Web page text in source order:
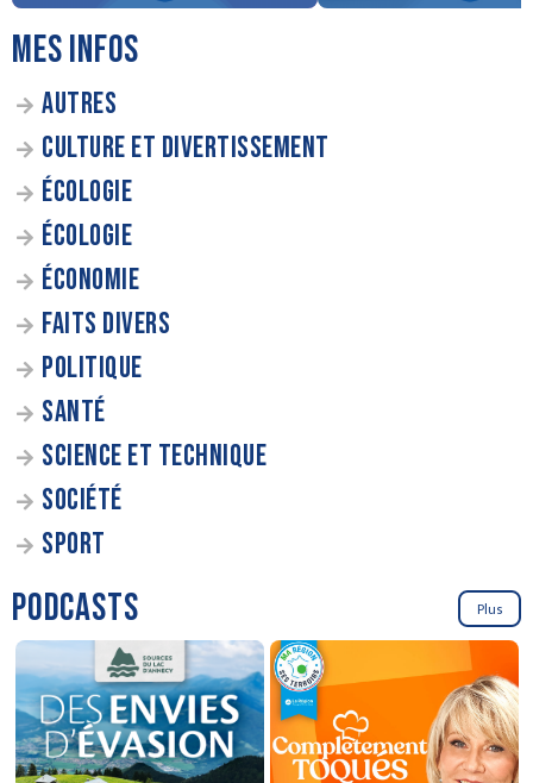
MES INFOS
AUTRES
CULTURE ET DIVERTISSEMENT
ÉCOLOGIE
ÉCOLOGIE
ÉCONOMIE
FAITS DIVERS
POLITIQUE
SANTÉ
SCIENCE ET TECHNIQUE
SOCIÉTÉ
SPORT
PODCASTS Plus